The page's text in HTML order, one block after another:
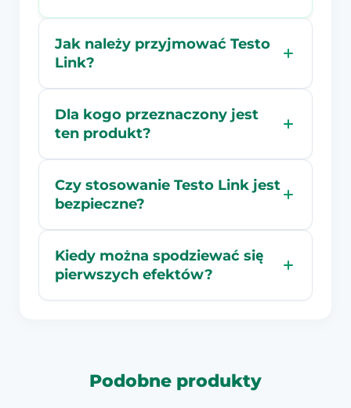
Jak należy przyjmować Testo
Link?
Dla kogo przeznaczony jest
ten produkt?
Czy stosowanie Testo Link jest
bezpieczne?
Kiedy można spodziewać się
pierwszych efektów?
Podobne produkty